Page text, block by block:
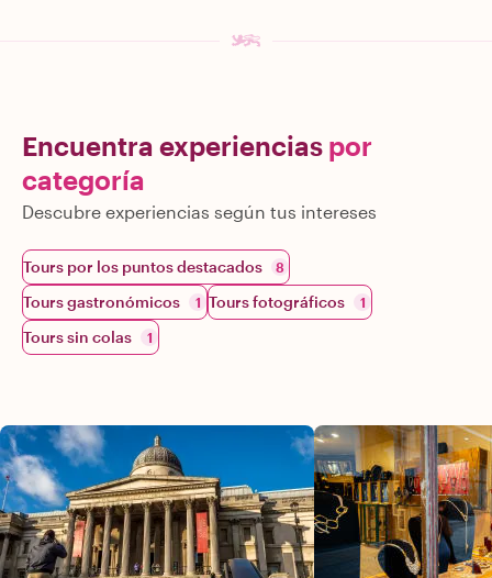
Encuentra experiencias por
categoría
Descubre experiencias según tus intereses
Tours por los puntos destacados 8
Tours gastronómicos 1 Tours fotográficos 1
Tours sin colas 1